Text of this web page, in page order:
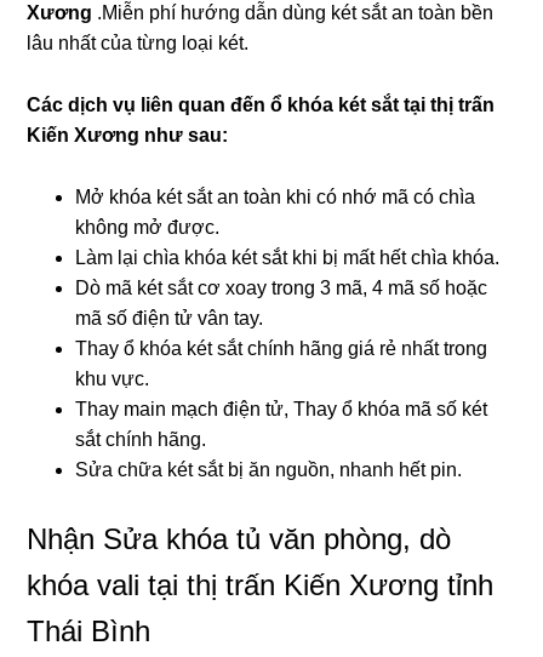
Xương .Miễn phí hướng dẫn dùng két sắt an toàn bền
lâu nhất của từng loại két.
Các dịch vụ liên quan đến ổ khóa két sắt tại thị trấn
Kiến Xương như sau:
Mở khóa két sắt an toàn khi có nhớ mã có chìa
không mở được.
Làm lại chìa khóa két sắt khi bị mất hết chìa khóa.
Dò mã két sắt cơ xoay trong 3 mã, 4 mã số hoặc
mã số điện tử vân tay.
Thay ổ khóa két sắt chính hãng giá rẻ nhất trong
khu vực.
Thay main mạch điện tử, Thay ổ khóa mã số két
sắt chính hãng.
Sửa chữa két sắt bị ăn nguồn, nhanh hết pin.
Nhận Sửa khóa tủ văn phòng, dò
khóa vali tại thị trấn Kiến Xương tỉnh
Thái Bình